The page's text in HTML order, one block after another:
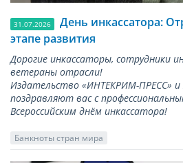
31.07.2026
День инкассатора:
этапе развития
Дорогие инкассаторы, сотрудники
ветераны отрасли!
Издательство «ИНТЕКРИМ-ПРЕСС»
поздравляют вас с
Всероссийским днём инкассатора!
Банкноты стран мира